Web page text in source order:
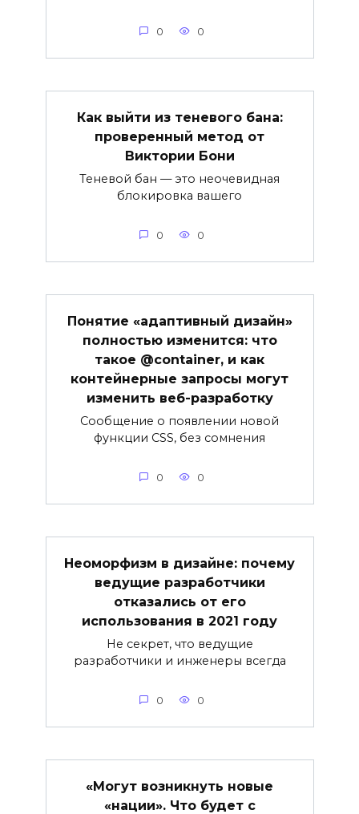
0 0
Как выйти из теневого бана:
проверенный метод от
Виктории Бони
Теневой бан — это неочевидная
блокировка вашего
0 0
Понятие «адаптивный дизайн»
полностью изменится: что
такое @container, и как
контейнерные запросы могут
изменить веб-разработку
Сообщение о появлении новой
функции CSS, без сомнения
0 0
Неоморфизм в дизайне: почему
ведущие разработчики
отказались от его
использования в 2021 году
Не секрет, что ведущие
разработчики и инженеры всегда
0 0
«Могут возникнуть новые
«нации». Что будет с